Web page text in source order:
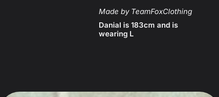
Made by TeamFoxClothing
Danial is 183cm and is
wearing L